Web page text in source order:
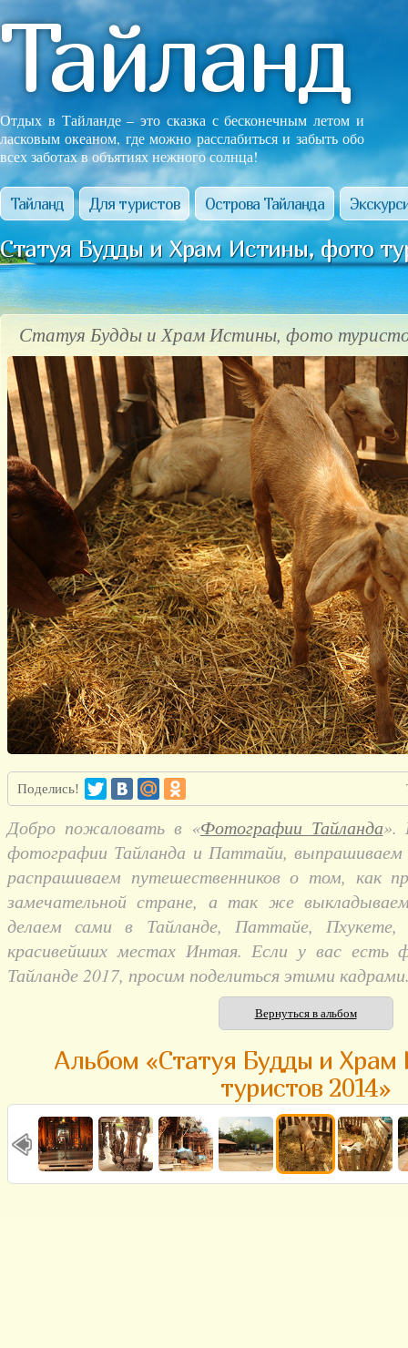
Тайланд
Отдых в Тайланде – это сказка с бесконечным летом и
ласковым океаном, где можно расслабиться и забыть обо
всех заботах в объятиях нежного солнца!
Тайланд Для туристов Острова Тайланда
Статуя Будды и Храм Истины, фото
Статуя Будды и Храм Истины, фото
Поделись!
Добро пожаловать в «Фотографии Тайланда».
фотографии Тайланда и Паттайи, выпрашиваем
распрашиваем путешественников о том, как
замечательной стране, а так же
делаем сами в Тайланде, Паттайе,
красивейших местах Интая. Если у вас есть
Тайланде 2017, просим поделиться этими
Вернуться в альбом
Альбом «Статуя Будды и
туристов 2014»